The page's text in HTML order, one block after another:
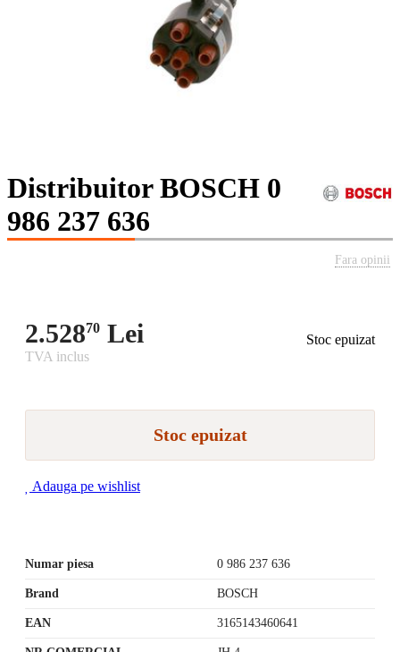
Distribuitor BOSCH 0
986 237 636
Fara opinii
2.52870 Lei
Stoc epuizat
TVA inclus
Stoc epuizat
Adauga pe wishlist
Numar piesa 0 986 237 636
Brand BOSCH
EAN 3165143460641